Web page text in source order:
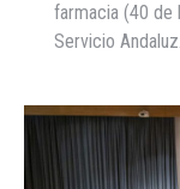
farmacia (40 de
Servicio